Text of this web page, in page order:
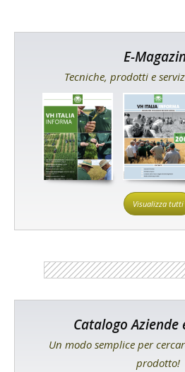
E-
Tecniche, prodotti e
Visualizza tutti
Catalogo
Un modo semplice per
prodotto!